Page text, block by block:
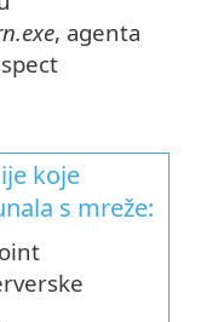
, agenta
koje
s mreže: